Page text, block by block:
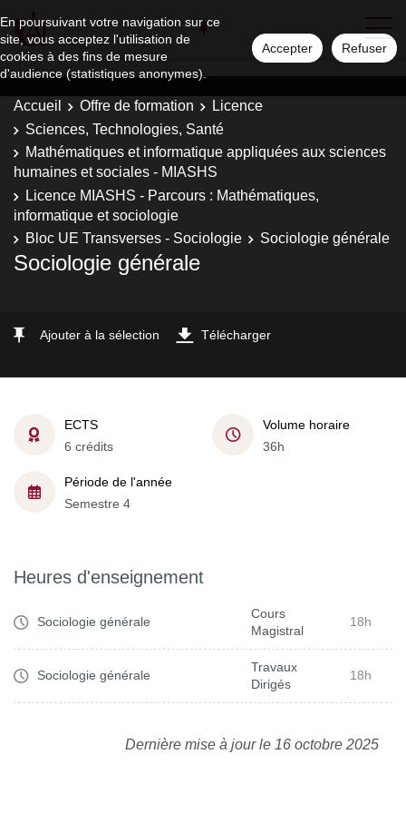
En poursuivant votre navigation sur ce
site, vous acceptez l'utilisation de
cookies à des fins de mesure
d'audience (statistiques anonymes).
Accepter Refuser
Accueil Offre de formation
Licence
Sciences, Technologies, Santé
Mathématiques et informatique appliquées aux sciences
humaines et sociales - MIASHS
Licence MIASHS - Parcours : Mathématiques,
informatique et sociologie
Bloc UE Transverses - Sociologie
Sociologie générale
Sociologie générale
Ajouter à la sélection Télécharger
ECTS
6 crédits
Volume horaire
36h
Période de l'année
Semestre 4
Heures d'enseignement
Sociologie générale
Cours
Magistral
18h
Sociologie générale
Travaux
Dirigés
18h
Dernière mise à jour le 16 octobre 2025